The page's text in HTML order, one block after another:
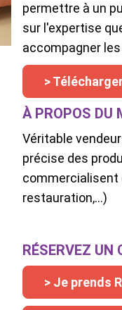
permettre à un
sur l'expertise
accompagner
>
À PROPOS DU
Véritable
précise des
commercialisent
restauration,...)
RÉSERVEZ UN
> Je prends